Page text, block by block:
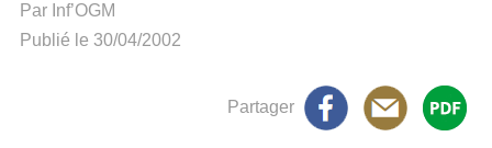
Par Inf’OGM
Publié le 30/04/2002
Partager